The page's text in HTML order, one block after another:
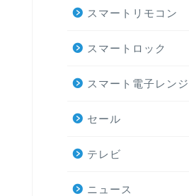
スマートリモコン
スマートロック
スマート電子レンジ
セール
テレビ
ニュース